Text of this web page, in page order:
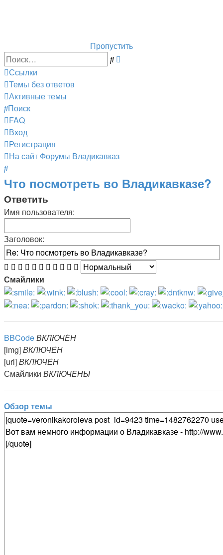
Пропустить
Поиск
Ссылки
Темы без ответов
Активные темы
Поиск
FAQ
Вход
Регистрация
На сайт Форумы Владикавказ
Поиск
Что посмотреть во Владикавказе?
Ответить
Имя пользователя:
Заголовок:
Смайлики
BBCodeВКЛЮЧЁН
[img]ВКЛЮЧЁН
[url]ВКЛЮЧЁН
Смайлики ВКЛЮЧЕНЫ
Обзор темы